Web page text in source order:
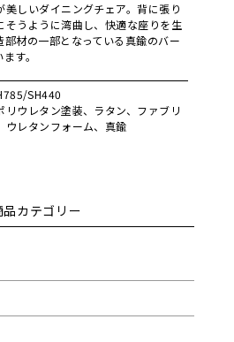
しいダイニングチェア。背に張り
そうように湾曲し、快適な座りを生
材の一部となっている真鍮のバー
す。
SH440
ウレタン塗装、ラタン、ファブリ
ウレタンフォーム、真鍮
品カテゴリー